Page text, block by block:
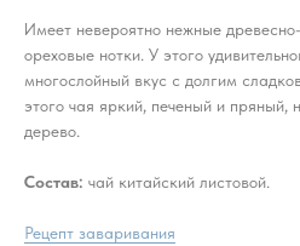
Имеет невероятно нежные
ореховые нотки. У этого
многослойный вкус с долгим
этого чая яркий, печеный и
дерево.
Состав: чай китайский листовой.
Рецепт заваривания